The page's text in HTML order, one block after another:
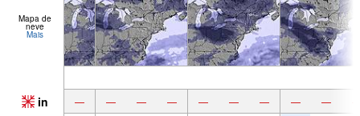
Mapa de
neve
Mais
in — — — — — — — — —